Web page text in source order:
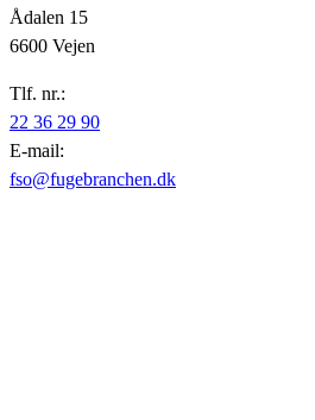
Ådalen 15
6600 Vejen
Tlf. nr.:
22 36 29 90
E-mail:
fso@fugebranchen.dk